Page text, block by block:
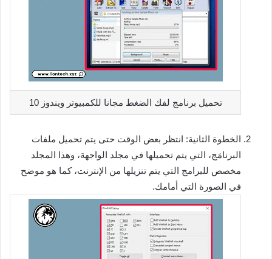
تحميل برنامج لفك الضغط مجانا للكمبيوتر ويندوز 10
الخطوة الثانية: انتظر بعض الوقت حتى يتم تحميل ملفات
البرنامَج، التي يتم تحميلها في مجلد الواجهة، وهذا المجلد
مخصص للبرامج التي يتم تنزيلها من الإنترنت، كما هو موضح
في الصورة التي أمامك.